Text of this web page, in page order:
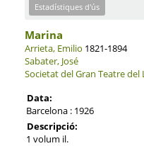
Estadístiques d'ús
Marina
Arrieta, Emilio 1821-1894
Sabater, José
Societat del Gran Teatre del
Data:
Barcelona : 1926
Descripció:
1 volum il.